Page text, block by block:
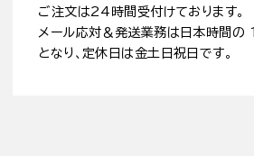
ご注文は24時間受付けております。
メール応対＆発送業務は日本時間の
となり、定休日は金土日祝日です。